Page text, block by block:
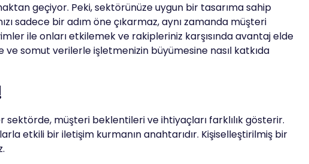
geçiyor. Peki, sektörünüze uygun bir tasarıma sahip
sadece bir adım öne çıkarmaz, aynı zamanda müşteri
ile onları etkilemek ve rakipleriniz karşısında avantaj elde
ve somut verilerle işletmenizin büyümesine nasıl katkıda
müşteri beklentileri ve ihtiyaçları farklılık gösterir.
etkili bir iletişim kurmanın anahtarıdır. Kişiselleştirilmiş bir